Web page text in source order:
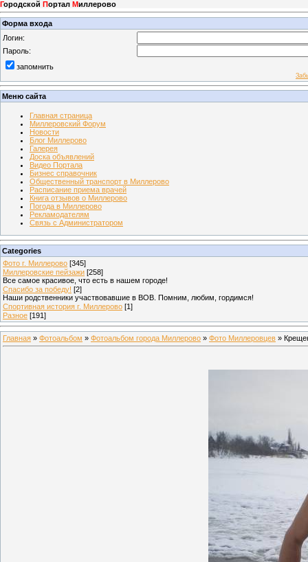
Городской Портал Миллерово
Форма входа
Логин:
Пароль:
запомнить
Меню сайта
Главная страница
Миллеровский Форум
Новости
Блог Миллерово
Галерея
Доска объявлений
Видео Портала
Бизнес справочник
Общественный транспорт в Миллерово
Расписание приема врачей
Книга отзывов о Миллерово
Погода в Миллерово
Рекламодателям
Связь с Администратором
Categories
Фото г. Миллерово [345]
Миллеровские пейзажи [258]
Все самое красивое, что есть в нашем городе!
Спасибо за победу! [2]
Наши родственники участвовавшие в ВОВ. Помним, любим, гордимся!
Спортивная история г. Миллерово [1]
Разное [191]
Главная » Фотоальбом » Фотоальбом города Миллерово » Фото Миллеровцев »